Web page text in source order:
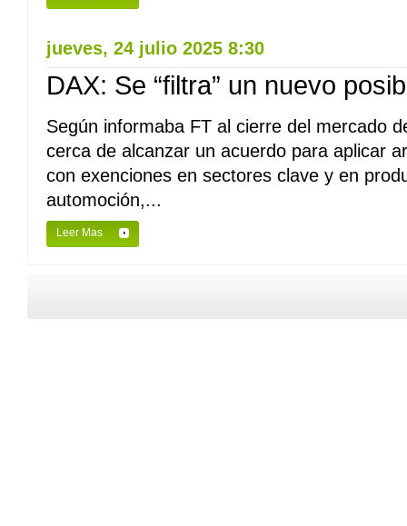
jueves, 24 julio 2025 8:30
DAX: Se “filtra” un nuevo
Según informaba FT al cierre del mercado
cerca de alcanzar un acuerdo para aplicar
con exenciones en sectores clave y en
automoción,...
Leer Mas